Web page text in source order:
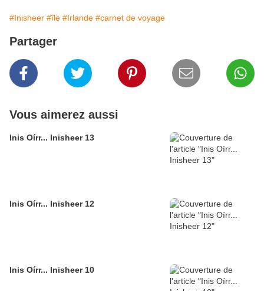
#Inisheer #île #Irlande #carnet de voyage
Partager
Vous aimerez aussi
Inis Oírr... Inisheer 13
Inis Oírr... Inisheer 12
Inis Oírr... Inisheer 10